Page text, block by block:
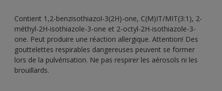
Contient 1,2-benzisothiazol-3(2H)-one, C(M)IT/MIT(3:1), 2-
méthyl-2H-isothiazole-3-one et 2-octyl-2H-isothiazole-3-
one. Peut produire une réaction allergique. Attention! Des
gouttelettes respirables dangereuses peuvent se former
lors de la pulvérisation. Ne pas respirer les aérosols ni les
brouillards.